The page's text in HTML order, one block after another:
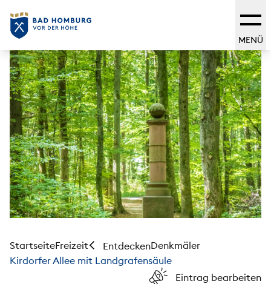
MENÜ
StartseiteFreizeit EntdeckenDenkmäler
Kirdorfer Allee mit Landgrafensäule
Eintrag bearbeiten